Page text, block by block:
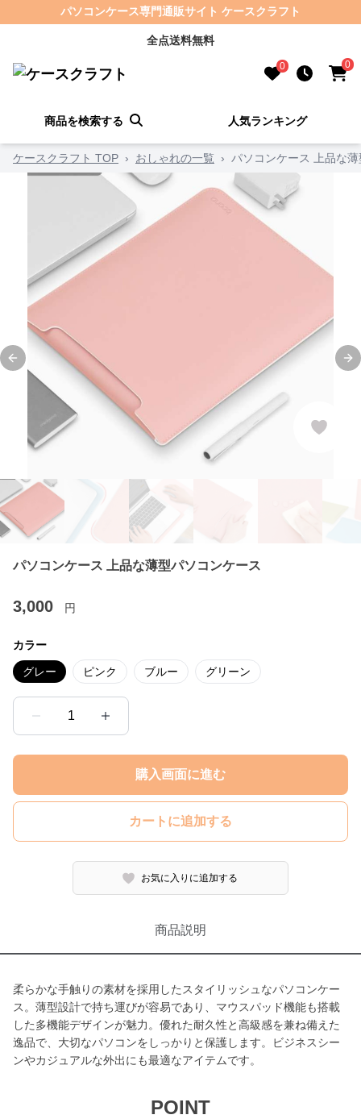
パソコンケース専門通販サイト ケースクラフト
全点送料無料
0 0
商品を検索する 人気ランキング
ケースクラフト TOP › おしゃれの一覧 › パソコンケース 上品な
Previous slide
パソコンケース 上品な薄型パソコンケース
3,000 円
カラー
グレー ピンク ブルー グリーン
1
購入画面に進む
カートに追加する
お気に入りに追加する
商品説明
柔らかな手触りの素材を採用したスタイリッシュなパソコンケー
ス。薄型設計で持ち運びが容易であり、マウスパッド機能も搭載
した多機能デザインが魅力。優れた耐久性と高級感を兼ね備えた
逸品で、大切なパソコンをしっかりと保護します。ビジネスシー
ンやカジュアルな外出にも最適なアイテムです。
POINT